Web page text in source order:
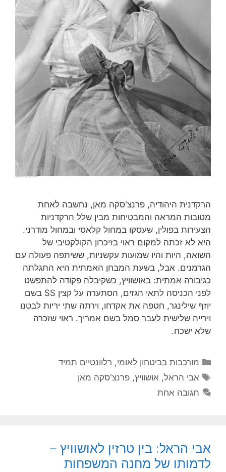
הרקדנית היהודיה, פרנצ'סקה מאן, נחשבה לאחת
מטובות המראה והמבטיחות מבין שלל הרקדניות
הצעירות בפולין, שעסקו במחול קלאסי ובמחול מודרני.
היא לא זכתה למקום ראוי בזיכרון הקולקטיבי של
השואה, היות והיו שמועות עקשניות, ששיתפה פעולה עם
הגרמנים. אבל, בשעת המבחן האמתית היא התגלתה
כגיבורה אמתית: באושוויץ, כשקיבלה פקודה להתפשט
לפני הכניסה לתאי הגזים, הסתערה על קצין SS בשם
יוזף שילינגר, חטפה את אקדחו, וירתה שתי יריות לבטנו
וירייה שלישית לעבר סמל בשם אמריך. ראוי שזכרה
שלא ישכח.
קטגוריות
מורכבות בביטחון לאומי, רלוונטיים תמיד
תגיות
אבי הראל, אושוויץ,פרנצ'סקה מאן
תגובה אחת
אבי הראל: בין טרזין לאושוויץ –
לדמותו של מחנה המשפחות